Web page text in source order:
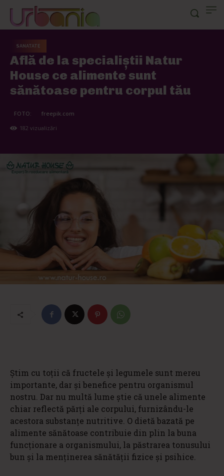
SANATATE
Află de la specialiștii Natur
House ce alimente sunt
sănătoase pentru corpul tău
FOTO:
freepik.com
182 vizualizări
Știm cu toții că fructele şi legumele sunt mereu
importante, dar și benefice pentru organismul
nostru. Dar nu multă lume știe că unele alimente
chiar reflectă părţi ale corpului, furnizându-le
acestora substanţe nutritive. O dietă bazată pe
alimente sănătoase contribuie din plin la buna
funcţionare a organismului, la păstrarea tonusului
bun şi la menţinerea sănătăţii fizice şi psihice.